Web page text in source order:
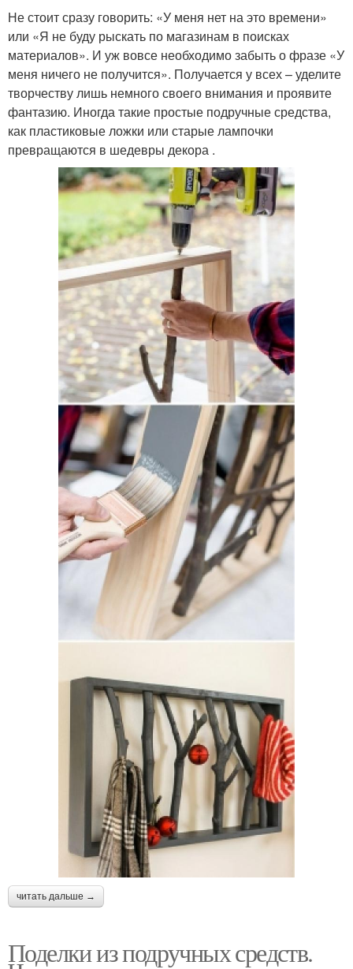
Не стоит сразу говорить: «У меня нет на это времени»
или «Я не буду рыскать по магазинам в поисках
материалов». И уж вовсе необходимо забыть о фразе «У
меня ничего не получится». Получается у всех – уделите
творчеству лишь немного своего внимания и проявите
фантазию. Иногда такие простые подручные средства,
как пластиковые ложки или старые лампочки
превращаются в шедевры декора .
читать дальше →
Поделки из подручных средств.